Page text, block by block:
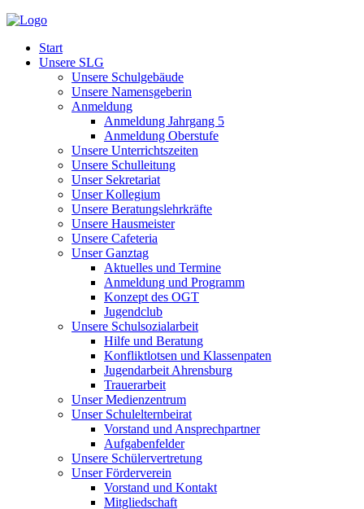
Start
Unsere SLG
Unsere Schulgebäude
Unsere Namensgeberin
Anmeldung
Anmeldung Jahrgang 5
Anmeldung Oberstufe
Unsere Unterrichtszeiten
Unsere Schulleitung
Unser Sekretariat
Unser Kollegium
Unsere Beratungslehrkräfte
Unsere Hausmeister
Unsere Cafeteria
Unser Ganztag
Aktuelles und Termine
Anmeldung und Programm
Konzept des OGT
Jugendclub
Unsere Schulsozialarbeit
Hilfe und Beratung
Konfliktlotsen und Klassenpaten
Jugendarbeit Ahrensburg
Trauerarbeit
Unser Medienzentrum
Unser Schulelternbeirat
Vorstand und Ansprechpartner
Aufgabenfelder
Unsere Schülervertretung
Unser Förderverein
Vorstand und Kontakt
Mitgliedschaft